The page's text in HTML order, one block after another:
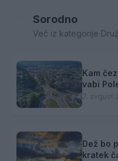
Sorodno
Več iz kategorije
Kam
vabi
7. avgust
Dež bo
kratek